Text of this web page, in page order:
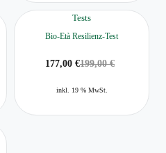
Tests
Bio-Età Resilienz-Test
199,00€
177,00 €
inkl. 19 % MwSt.